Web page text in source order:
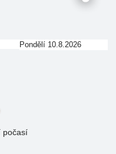
počasí
Pondělí 10.8.2026